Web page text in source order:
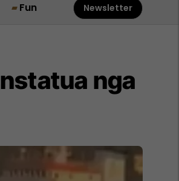
Fun Newsletter
nga